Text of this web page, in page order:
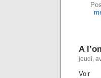
A
jeudi,
Voir